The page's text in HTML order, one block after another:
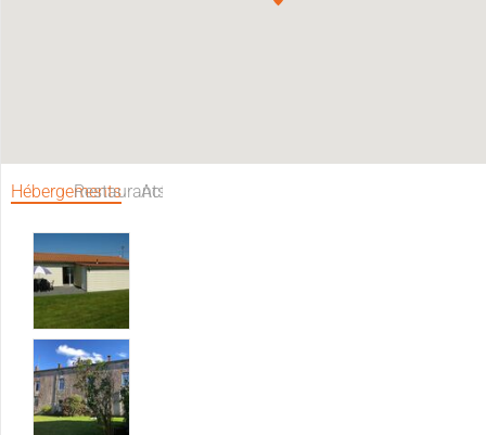
Hébergements
RestaurantsActivités